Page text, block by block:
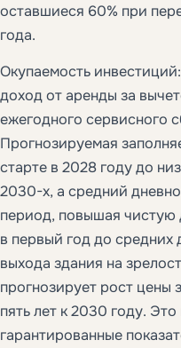
оставшиеся 60% при
года.
Окупаемость
доход от аренды за
ежегодного сервисного
Прогнозируемая
старте в 2028 году до
2030-х, а средний
период, повышая чистую
в первый год до средних
выхода здания на
прогнозирует рост цены
пять лет к 2030 году.
гарантированные